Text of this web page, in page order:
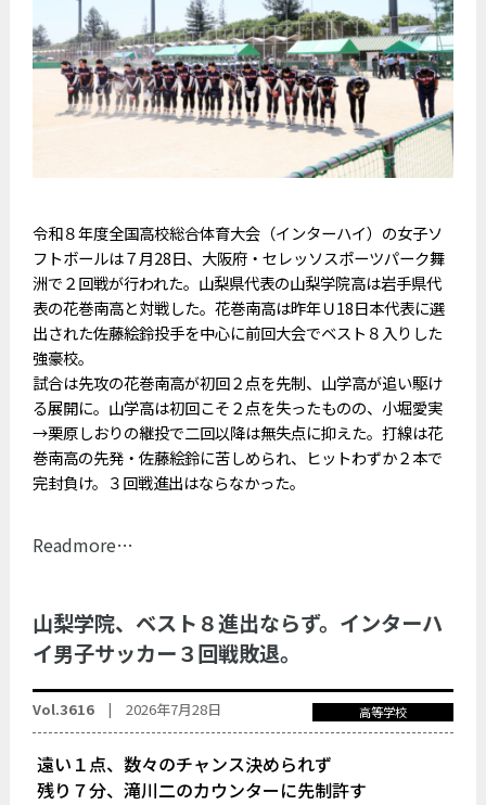
令和８年度全国高校総合体育大会（インターハイ）の女子ソ
フトボールは７月28日、大阪府・セレッソスポーツパーク舞
洲で２回戦が行われた。山梨県代表の山梨学院高は岩手県代
表の花巻南高と対戦した。花巻南高は昨年Ｕ18日本代表に選
出された佐藤絵鈴投手を中心に前回大会でベスト８入りした
強豪校。
試合は先攻の花巻南高が初回２点を先制、山学高が追い駆け
る展開に。山学高は初回こそ２点を失ったものの、小堀愛実
→栗原しおりの継投で二回以降は無失点に抑えた。打線は花
巻南高の先発・佐藤絵鈴に苦しめられ、ヒットわずか２本で
完封負け。３回戦進出はならなかった。
Readmore…
山梨学院、ベスト８進出ならず。インターハ
イ男子サッカー３回戦敗退。
Vol.3616 |2026年7月28日 高等学校
遠い１点、数々のチャンス決められず
残り７分、滝川二のカウンターに先制許す